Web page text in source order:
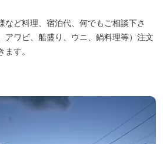
など料理、宿泊代、何でもご相談下さ
アワビ、船盛り、ウニ、鍋料理等）注文
す。